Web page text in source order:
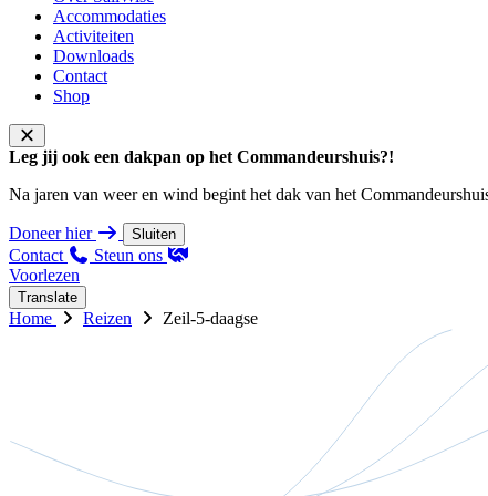
Accommodaties
Activiteiten
Downloads
Contact
Shop
Leg jij ook een dakpan op het Commandeurshuis?!
Na jaren van weer en wind begint het dak van het
Doneer hier Sluiten
Contact
Steun ons
Voorlezen
Translate
Home Reizen Zeil-5-daagse